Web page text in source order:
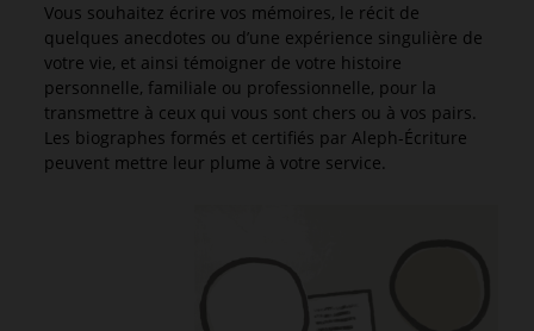
Vous souhaitez écrire vos mémoires, le récit de
quelques anecdotes ou d’une expérience singulière de
votre vie, et ainsi témoigner de votre histoire
personnelle, familiale ou professionnelle, pour la
transmettre à ceux qui vous sont chers ou à vos pairs.
Les biographes formés et certifiés par Aleph-Écriture
peuvent mettre leur plume à votre service.